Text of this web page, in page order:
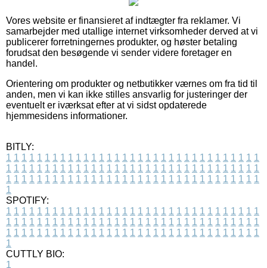
Vores website er finansieret af indtægter fra reklamer. Vi
samarbejder med utallige internet virksomheder derved at vi
publicerer forretningernes produkter, og høster betaling
forudsat den besøgende vi sender videre foretager en
handel.
Orientering om produkter og netbutikker værnes om fra tid til
anden, men vi kan ikke stilles ansvarlig for justeringer der
eventuelt er iværksat efter at vi sidst opdaterede
hjemmesidens informationer.
BITLY:
1 1 1 1 1 1 1 1 1 1 1 1 1 1 1 1 1 1 1 1 1 1 1 1 1 1 1 1 1 1 1 1 1
1 1 1 1 1 1 1 1 1 1 1 1 1 1 1 1 1 1 1 1 1 1 1 1 1 1 1 1 1 1 1 1 1
1 1 1 1 1 1 1 1 1 1 1 1 1 1 1 1 1 1 1 1 1 1 1 1 1 1 1 1 1 1 1 1 1
1
SPOTIFY:
1 1 1 1 1 1 1 1 1 1 1 1 1 1 1 1 1 1 1 1 1 1 1 1 1 1 1 1 1 1 1 1 1
1 1 1 1 1 1 1 1 1 1 1 1 1 1 1 1 1 1 1 1 1 1 1 1 1 1 1 1 1 1 1 1 1
1 1 1 1 1 1 1 1 1 1 1 1 1 1 1 1 1 1 1 1 1 1 1 1 1 1 1 1 1 1 1 1 1
1
CUTTLY BIO:
1